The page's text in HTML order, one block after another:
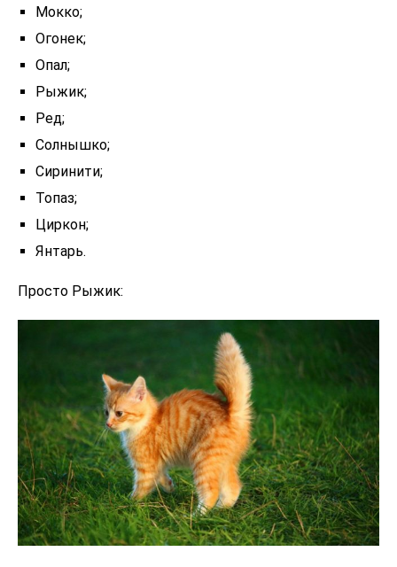
Мокко;
Огонек;
Опал;
Рыжик;
Ред;
Солнышко;
Сиринити;
Топаз;
Циркон;
Янтарь.
Просто Рыжик: